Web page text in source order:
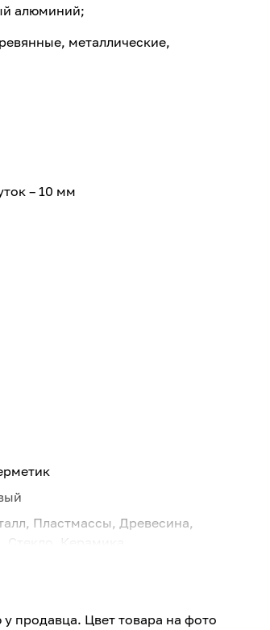
алюминий;
металлические,
– 10 мм
Пластмассы, Древесина,
Стекло, Керамика
комната
продавца. Цвет товара на фото